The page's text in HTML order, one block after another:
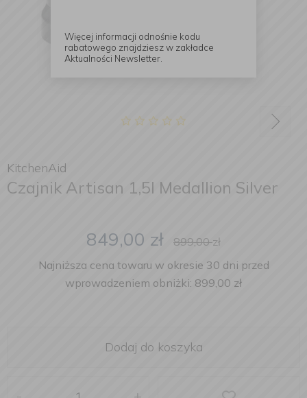
KitchenAid
Czajnik Artisan 1,5l Medallion Silver
849,00 zł 899,00zł
Najniższa cena towaru w okresie 30 dni przed
wprowadzeniem obniżki: 899,00 zł
Dodaj do koszyka
Więcej informacji odnośnie kodu
rabatowego znajdziesz w zakładce
Aktualności Newsletter.